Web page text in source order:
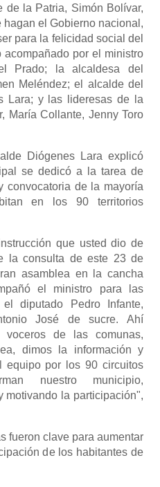
de la Patria, Simón Bolívar,
el Gobierno nacional,
para la felicidad social del
por el ministro
Prado; la alcaldesa del
Meléndez; el alcalde del
Lara; y las lideresas de la
María Collante, Jenny Toro
Diógenes Lara explicó
se dedicó a la tarea de
convocatoria de la mayoría
en los 90 territorios
que usted dio de
la consulta de este 23 de
asamblea en la cancha
el ministro para las
diputado Pedro Infante,
José de sucre. Ahí
de las comunas,
dimos la información y
equipo por los 90 circuitos
nuestro municipio,
motivando la participación",
fueron clave para aumentar
de los habitantes de